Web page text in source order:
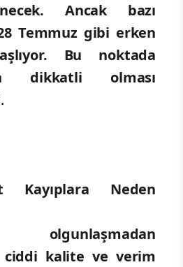
Ancak bazı
Temmuz gibi erken
Bu noktada
dikkatli olması
Kayıplara Neden
ciddi kalite ve verim